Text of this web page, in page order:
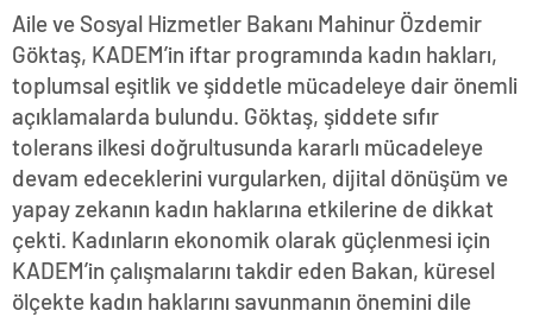
Aile ve Sosyal Hizmetler Bakanı Mahinur Özdemir
Göktaş, KADEM’in iftar programında kadın hakları,
toplumsal eşitlik ve şiddetle mücadeleye dair önemli
açıklamalarda bulundu. Göktaş, şiddete sıfır
tolerans ilkesi doğrultusunda kararlı mücadeleye
devam edeceklerini vurgularken, dijital dönüşüm ve
yapay zekanın kadın haklarına etkilerine de dikkat
çekti. Kadınların ekonomik olarak güçlenmesi için
KADEM’in çalışmalarını takdir eden Bakan, küresel
ölçekte kadın haklarını savunmanın önemini dile